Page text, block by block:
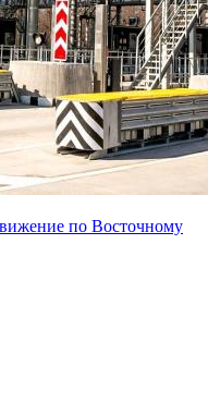
по Восточному